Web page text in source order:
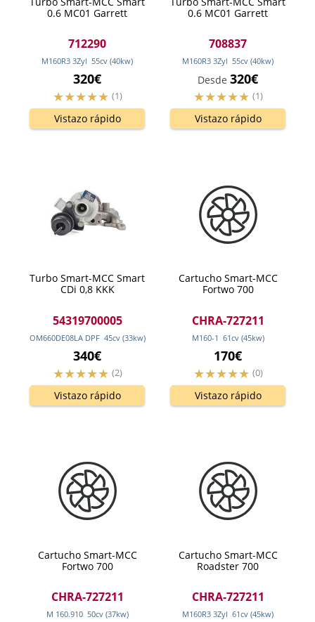
0.6 MC01 Garrett
712290
M160R3 3Zyl 55cv (40kw)
320€
(1)
Vistazo rápido
0.6 MC01 Garrett
708837
M160R3 3Zyl 55cv (40kw)
Desde 320€
(1)
Vistazo rápido
Turbo Smart-MCC Smart
CDi 0,8 KKK
54319700005
OM660DE08LA DPF 45cv (33kw)
340€
(2)
Vistazo rápido
Cartucho Smart-MCC
Fortwo 700
CHRA-727211
M160-1 61cv (45kw)
170€
(0)
Vistazo rápido
Cartucho Smart-MCC
Fortwo 700
CHRA-727211
M 160.910 50cv (37kw)
Cartucho Smart-MCC
Roadster 700
CHRA-727211
M160R3 3Zyl 61cv (45kw)